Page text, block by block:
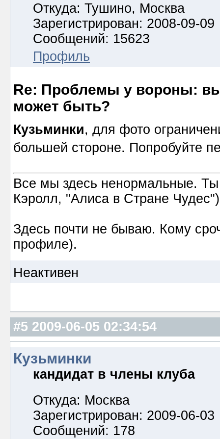
Откуда: Тушино, Москва
Зарегистрирован: 2008-09-09
Сообщений: 15623
Профиль
Re: Проблемы у вороны:
может быть?
Кузьминки, для фото
большей стороне. Попробуйте
Все мы здесь ненормальные.
Кэролл, "Алиса в Стране Чудес")
Здесь почти не бываю. Кому
профиле).
Неактивен
#5 2009-06-05 02:34:54
Кузьминки
кандидат в члены клуба
Откуда: Москва
Зарегистрирован: 2009-06-03
Сообщений: 178